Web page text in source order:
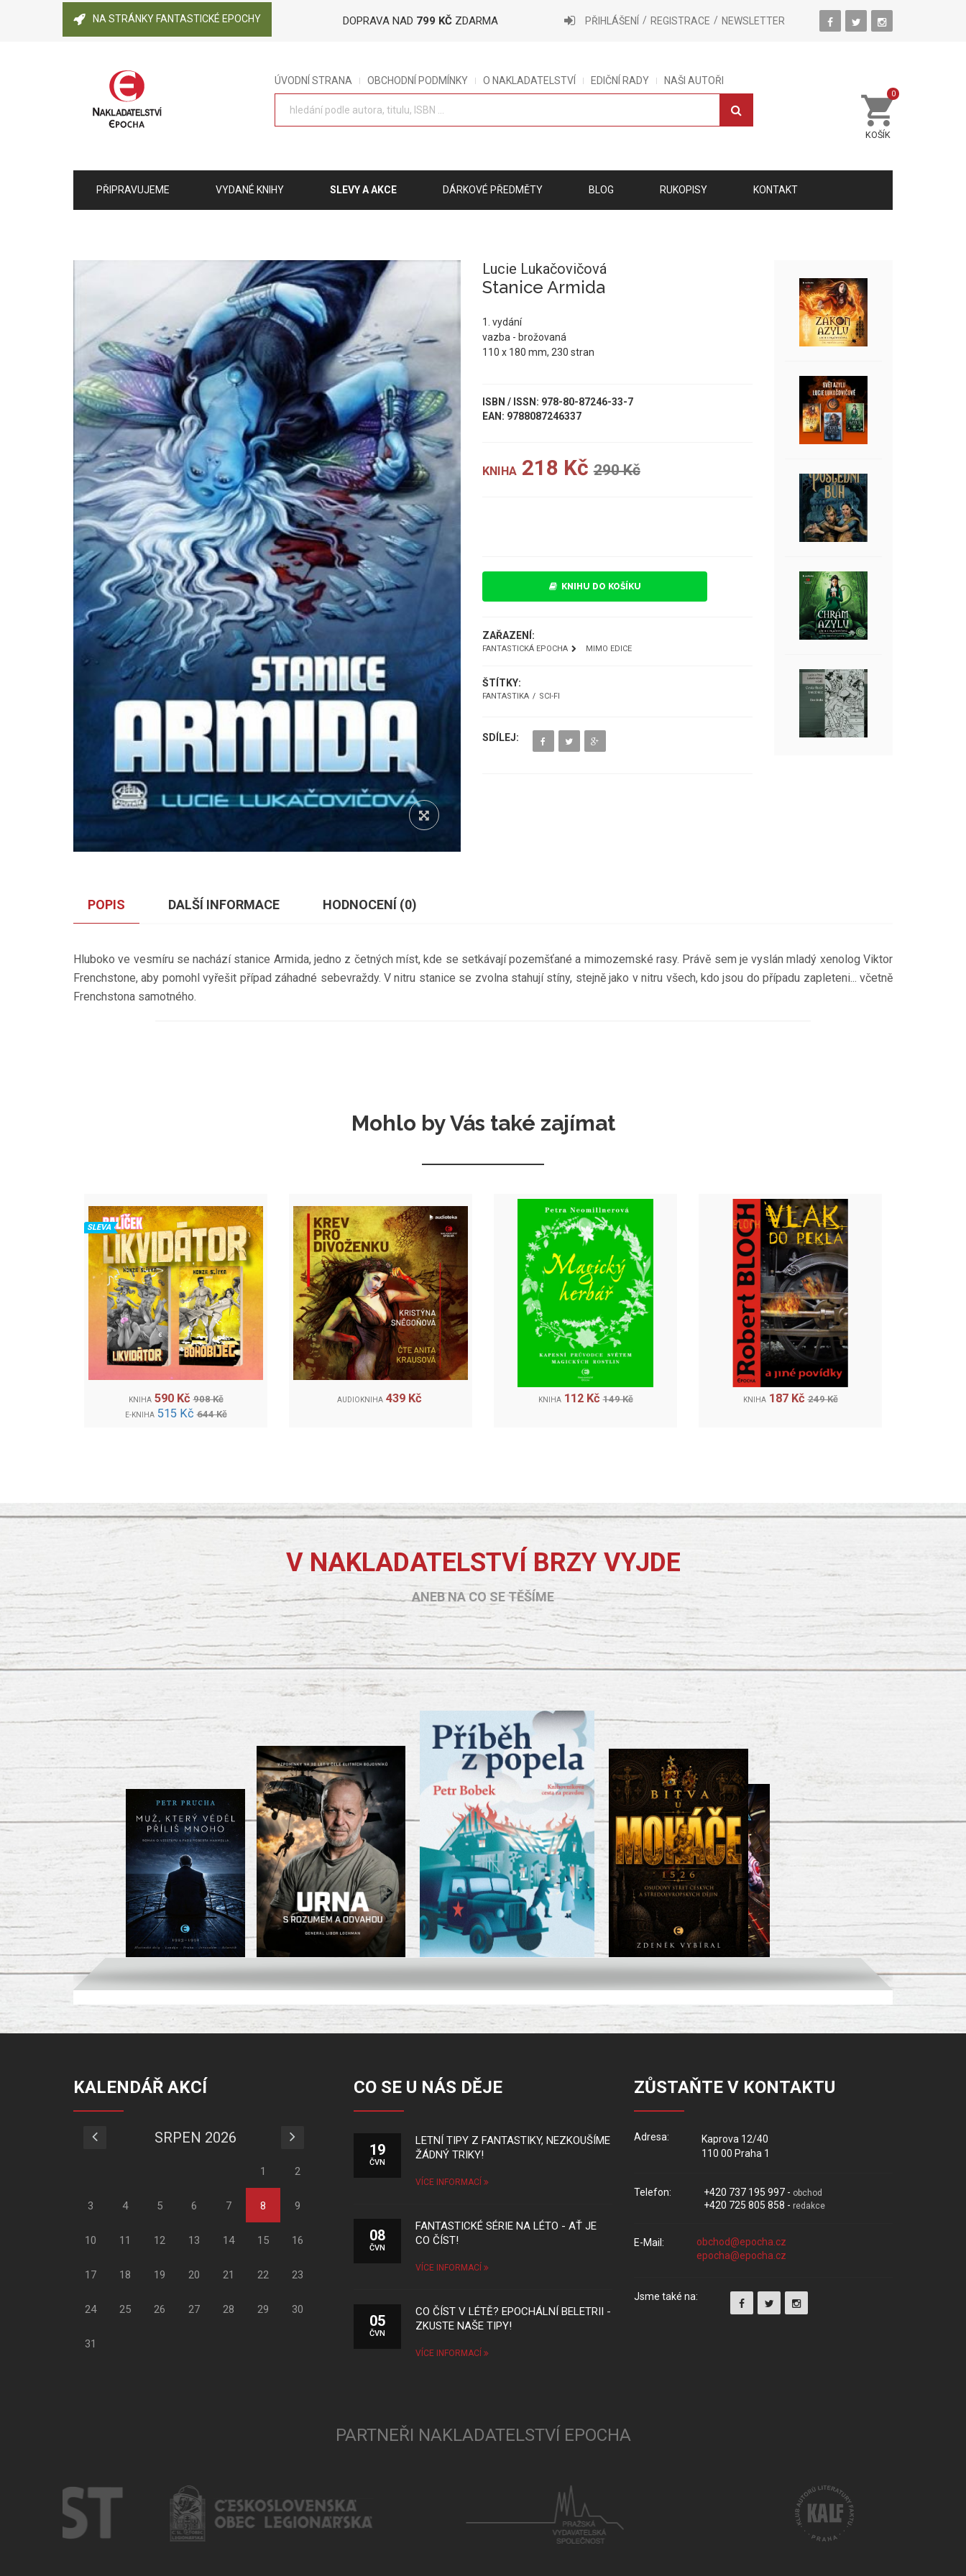
NA STRÁNKY FANTASTICKÉ EPOCHY DOPRAVA NAD 799 KČ ZDARMA PŘIHLÁŠENÍ REGISTRACE NEWSLETTER
ÚVODNÍ STRANA OBCHODNÍ PODMÍNKY O NAKLADATELSTVÍ EDIČNÍ RADY NAŠI AUTOŘI
KOŠÍK
0
PŘIPRAVUJEME VYDANÉ KNIHY SLEVY A AKCE DÁRKOVÉ PŘEDMĚTY BLOG RUKOPISY KONTAKT
Lucie Lukačovičová
Stanice Armida
1. vydání
vazba - brožovaná
110 x 180 mm, 230 stran
ISBN / ISSN: 978-80-87246-33-7
EAN: 9788087246337
KNIHA 218 Kč 290 Kč
KNIHU DO KOŠÍKU
ZAŘAZENÍ:
FANTASTICKÁ EPOCHA MIMO EDICE
ŠTÍTKY:
FANTASTIKA SCI-FI
SDÍLEJ:
POPIS DALŠÍ INFORMACE HODNOCENÍ (0)
Hluboko ve vesmíru se nachází stanice Armida, jedno z četných míst, kde se setkávají pozemšťané a mimozemské rasy. Právě sem je vyslán mladý xenolog Viktor
Frenchstone, aby pomohl vyřešit případ záhadné sebevraždy. V nitru stanice se zvolna stahují stíny, stejně jako v nitru všech, kdo jsou do případu zapleteni... včetně
Frenchstona samotného.
Mohlo by Vás také zajímat
SLEVA
KNIHA 590 Kč 908 Kč
E-KNIHA 515 Kč 644 Kč
AUDIOKNIHA 439 Kč KNIHA 112 Kč 149 Kč KNIHA 187 Kč 249 Kč
V NAKLADATELSTVÍ BRZY VYJDE
ANEB NA CO SE TĚŠÍME
KALENDÁŘ AKCÍ
SRPEN 2026
1 2
3 4 5 6 7 8 9
10 11 12 13 14 15 16
17 18 19 20 21 22 23
24 25 26 27 28 29 30
31
CO SE U NÁS DĚJE
19
ČVN
LETNÍ TIPY Z FANTASTIKY, NEZKOUŠÍME
ŽÁDNÝ TRIKY!
VÍCE INFORMACÍ
08
ČVN
FANTASTICKÉ SÉRIE NA LÉTO - AŤ JE
CO ČÍST!
VÍCE INFORMACÍ
05
ČVN
CO ČÍST V LÉTĚ? EPOCHÁLNÍ BELETRII -
ZKUSTE NAŠE TIPY!
VÍCE INFORMACÍ
ZŮSTAŇTE V KONTAKTU
Adresa:
Kaprova 12/40
110 00 Praha 1
Telefon: +420 737 195 997 - obchod
+420 725 805 858 - redakce
E-Mail:
Jsme také na:
PARTNEŘI NAKLADATELSTVÍ EPOCHA